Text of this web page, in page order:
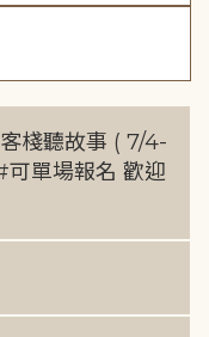
客棧聽故事 ( 7/4-
可單場報名 歡迎